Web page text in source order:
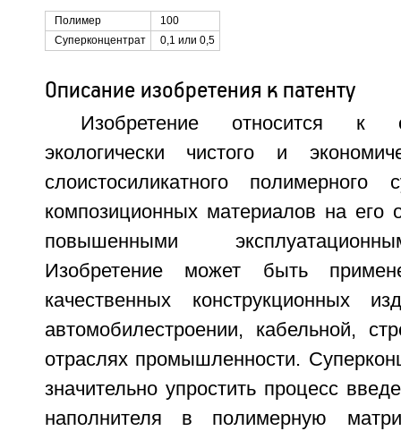
Полимер
100
Суперконцентрат
0,1 или 0,5
Описание изобретения к патенту
Изобретение относится к
экологически чистого и
слоистосиликатного полимерного
композиционных материалов на его
повышенными
Изобретение может быть
качественных конструкционных
автомобилестроении, кабельной,
отраслях промышленности.
значительно упростить процесс
наполнителя в полимерную